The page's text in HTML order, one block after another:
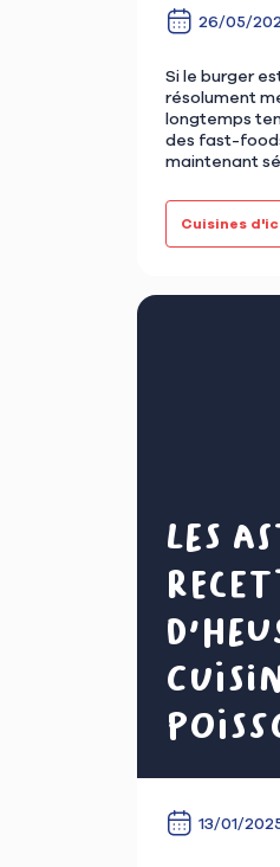
26/05/
Si le burger
résolument
longtemps
des fast-
maintenant
Cuisines
Les
13/01/